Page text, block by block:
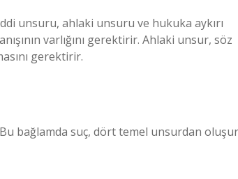
unsuru, ahlaki unsuru ve hukuka aykırı
varlığını gerektirir. Ahlaki unsur, söz
gerektirir.
bağlamda suç, dört temel unsurdan